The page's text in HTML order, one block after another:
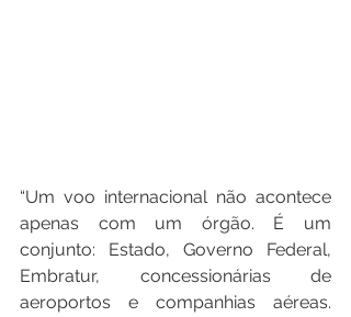
“Um voo internacional não acontece
apenas com um órgão. É um
conjunto: Estado, Governo Federal,
Embratur, concessionárias de
aeroportos e companhias aéreas.